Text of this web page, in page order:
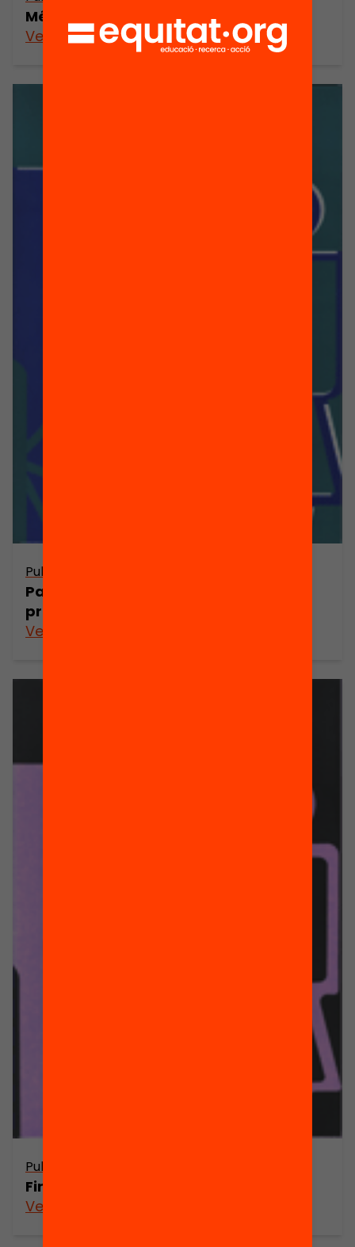
Més enllà de l’escola
Veure’n més
Publicació
Participació i sistema electoral:
propostes per al debat
Veure’n més
Publicació
Finançament dels partits polítics
Veure’n més